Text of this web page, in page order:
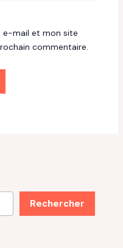
e-mail et mon site
commentaire.
Rechercher